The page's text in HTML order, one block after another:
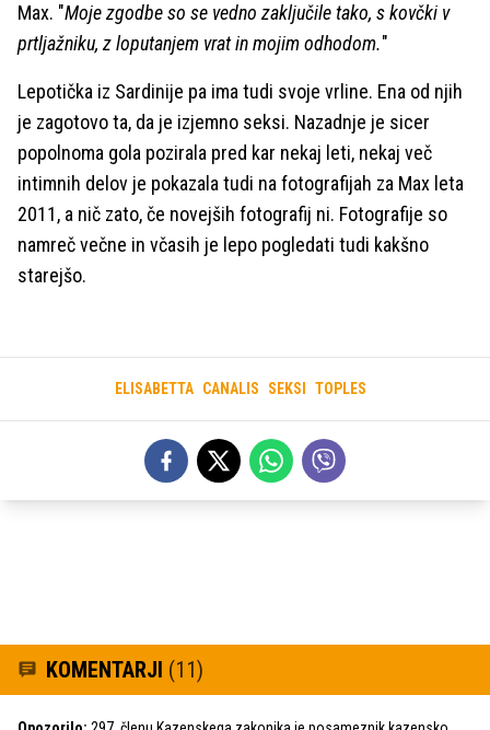
Max. "Moje zgodbe so se vedno zaključile tako, s kovčki v
prtljažniku, z loputanjem vrat in mojim odhodom."
Lepotička iz Sardinije pa ima tudi svoje vrline. Ena od njih
je zagotovo ta, da je izjemno seksi. Nazadnje je sicer
popolnoma gola pozirala pred kar nekaj leti, nekaj več
intimnih delov je pokazala tudi na fotografijah za Max leta
2011, a nič zato, če novejših fotografij ni. Fotografije so
namreč večne in včasih je lepo pogledati tudi kakšno
starejšo.
ELISABETTA CANALIS SEKSI TOPLES
KOMENTARJI (11)